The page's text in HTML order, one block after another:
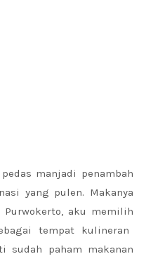
manjadi penambah
yang pulen. Makanya
aku memilih
tempat kulineran
sudah paham makanan